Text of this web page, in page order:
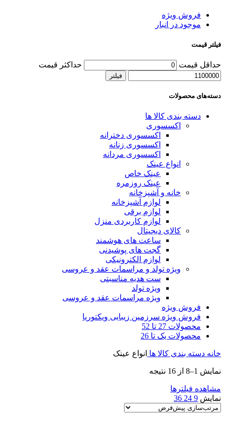
فروش ویژه
موجود در انبار
فیلتر قیمت
حداقل قیمت حداکثر قیمت
فیلتر
دسته‌های محصولات
دسته بندی کالا ها
اکسسوری
اکسسوری دخترانه
اکسسوری زنانه
اکسسوری مردانه
انواع عینک
عینک خاص
عینک روزمره
خانه و آشپزخانه
لوازم آشپزخانه
لوازم برقی
لوازم کاربردی منزل
کالای دیجیتال
ساعت های هوشمند
گجت های پوشیدنی
لوازم الکترونیکی
ویژه تولد و مراسمات عقد و عروسی
ست هدیه مناسبتی
ویژه تولد
ویژه مراسمات عقد و عروسی
فروش ویژه
فروش ویژه سرزمین زیبایی ویکتوریا
محصولات 27 تا 52
محصولات یک تا 26
خانه دسته بندی کالا ها انواع عینک
نمایش 1–8 از 16 نتیجه
مشاهده فیلترها
نمایش 9
24
36